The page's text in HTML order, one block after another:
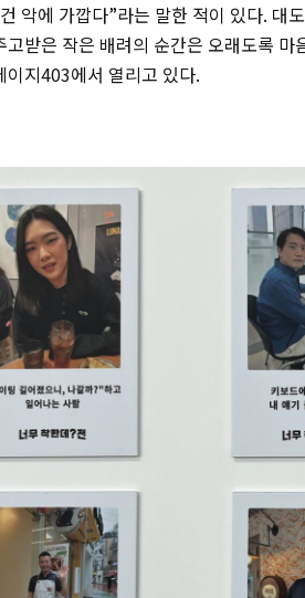
악에 가깝다”라는 말한 적이 있다. 대
고받은 작은 배려의 순간은 오래도록
이지403에서 열리고 있다.